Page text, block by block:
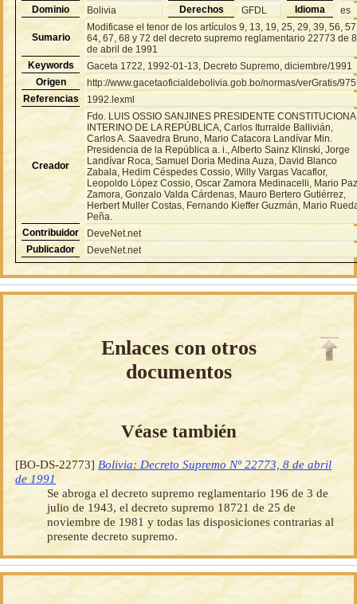
Dominio
Bolivia Derechos GFDL Idioma es
Sumario
Modificase el tenor de los artículos 9, 13, 19, 25, 29, 39, 56,
64, 67, 68 y 72 del decreto supremo reglamentario 22773 de 8
de abril de 1991
Keywords
Gaceta 1722, 1992-01-13, Decreto Supremo, diciembre/1991
Origen
http://www.gacetaoficialdebolivia.gob.bo/normas/verGratis/
Referencias
1992.lexml
Creador
Fdo. LUIS OSSIO SANJINES PRESIDENTE
INTERINO DE LA REPÚBLICA, Carlos Iturralde Ballivián,
Carlos A. Saavedra Bruno, Mario Catacora Landívar Min.
Presidencia de la República a. i., Alberto Sainz Klinski, Jorge
Landívar Roca, Samuel Doria Medina Auza, David Blanco
Zabala, Hedim Céspedes Cossio, Willy Vargas Vacaflor,
Leopoldo López Cossio, Oscar Zamora Medinacelli, Mario
Zamora, Gonzalo Valda Cárdenas, Mauro Bertero Gutiérrez,
Herbert Muller Costas, Fernando Kieffer Guzmán, Mario
Peña.
Contribuidor
DeveNet.net
Publicador
DeveNet.net
Enlaces con otros
documentos
Véase también
[BO-DS-22773] Bolivia: Decreto Supremo Nº 22773, 8 de abril
de 1991
Se abroga el decreto supremo reglamentario 196 de 3 de
julio de 1943, el decreto supremo 18721 de 25 de
noviembre de 1981 y todas las disposiciones contrarias al
presente decreto supremo.